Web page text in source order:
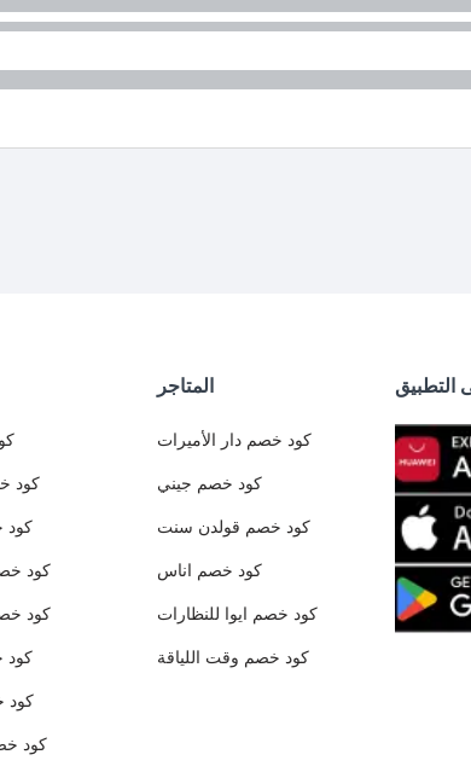
كود
كود
كود
كود
كود
المتاجر
كود خصم دار الأميرات
كود خصم جيني
كود خصم قولدن سنت
كود خصم اناس
كود خصم ايوا للنظارات
كود خصم وقت اللياقة